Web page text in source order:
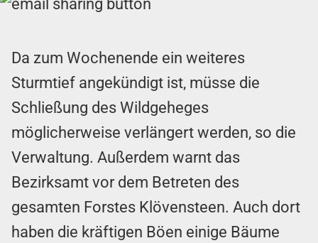
Da zum Wochenende ein weiteres
Sturmtief angekündigt ist, müsse die
Schließung des Wildgeheges
möglicherweise verlängert werden, so die
Verwaltung. Außerdem warnt das
Bezirksamt vor dem Betreten des
gesamten Forstes Klövensteen. Auch dort
haben die kräftigen Böen einige Bäume